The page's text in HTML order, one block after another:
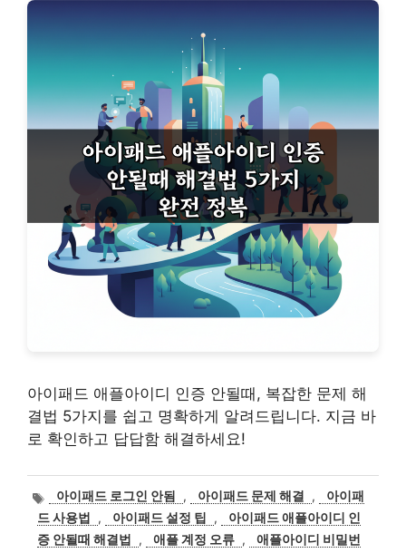
아이패드 애플아이디 인증 안될때, 복잡한 문제 해
결법 5가지를 쉽고 명확하게 알려드립니다. 지금 바
로 확인하고 답답함 해결하세요!
태
그
아이패드 로그인 안됨 , 아이패드 문제 해결 ,
아이패
드 사용법
, 아이패드 설정 팁 ,
아이패드 애플아이디 인
증 안될때 해결법
, 애플 계정 오류 ,
애플아이디 비밀번